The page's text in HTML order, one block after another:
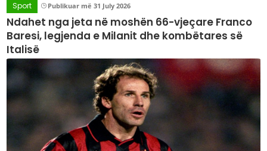
Sport Publikuar më 31 July 2026
Ndahet nga jeta në moshën 66-vjeçare Franco
Baresi, legjenda e Milanit dhe kombëtares së
Italisë